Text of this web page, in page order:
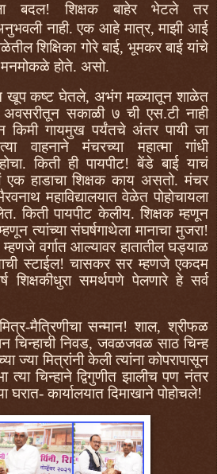
बदल! शिक्षक बाहेर भेटले तर
नाही. एक आहे मात्र, माझी आई
शिक्षिका गोरे बाई, भूमकर बाई यांचे
होते. असो.
खूप कष्ट घेतले, अभंग मळ्यातून शाळेत
अवसरीतून सकाळी ७ ची एस.टी नाही
किमी गायमुख पर्यंतचे अंतर पायी जा
वाहनाने मंचरच्या महात्मा गांधी
किती ही पायपीट! बेंडे बाई याचं
एक हाडाचा शिक्षक काय असतो. मंचर
महाविद्यालयात वेळेत पोहोचायला
किती पायपीट केलीय. शिक्षक म्हणून
त्यांच्या संघर्षगाथेला मानाचा मुजरा!
वर्गात आल्यावर हातातील घड्याळ
स्टाईल! चासकर सर म्हणजे एकदम
समर्थपणे पेलणारे हे सर्व
मैत्रिणीचा सन्मान! शाल, श्रीफळ
चिन्हाची निवड, जवळजवळ साठ चिन्ह
ज्या मित्रांनी केली त्यांना कोपरापासून
त्या चिन्हाने द्विगुणीत झालीच पण नंतर
घरात- कार्यालयात दिमाखाने पोहोचले!